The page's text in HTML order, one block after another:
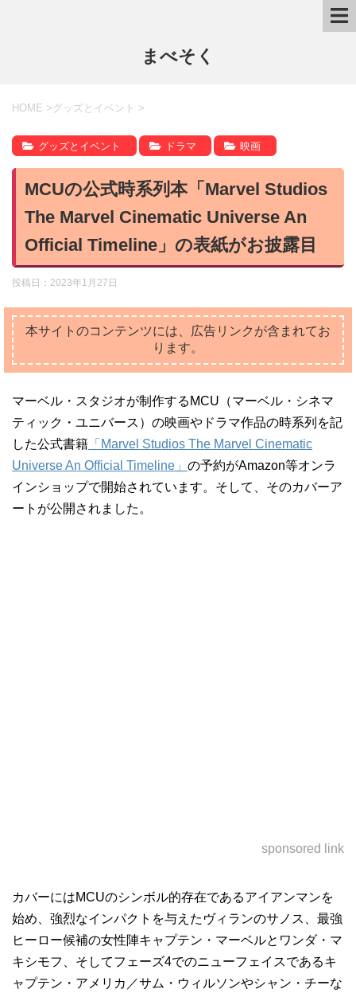
まべそく
HOME > グッズとイベント >
グッズとイベント ドラマ 映画
MCUの公式時系列本「Marvel Studios
The Marvel Cinematic Universe An
Official Timeline」の表紙がお披露目
投稿日： 2023年1月27日
本サイトのコンテンツには、広告リンクが含まれてお
ります。
マーベル・スタジオが制作するMCU（マーベル・シネマ
ティック・ユニバース）の映画やドラマ作品の時系列を記
した公式書籍 「Marvel Studios The Marvel Cinematic
Universe An Official Timeline」 の予約がAmazon等オンラ
インショップで開始されています。そして、そのカバーア
ートが公開されました。
sponsored link
カバーにはMCUのシンボル的存在であるアイアンマンを
始め、強烈なインパクトを与えたヴィランのサノス、最強
ヒーロー候補の女性陣キャプテン・マーベルとワンダ・マ
キシモフ、そしてフェーズ4でのニューフェイスであるキ
ャプテン・アメリカ／サム・ウィルソンやシャン・チーな